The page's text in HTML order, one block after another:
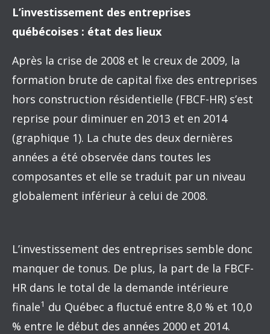
L’investissement des entreprises
québécoises : état des lieux
Après la crise de 2008 et le creux de 2009, la
formation brute de capital fixe des entreprises
hors construction résidentielle (FBCF-HR) s’est
reprise pour diminuer en 2013 et en 2014
(graphique 1). La chute des deux dernières
années a été observée dans toutes les
composantes et elle se traduit par un niveau
globalement inférieur à celui de 2008.
L’investissement des entreprises semble donc
manquer de tonus. De plus, la part de la FBCF-
HR dans le total de la demande intérieure
finale1 du Québec a fluctué entre 8,0 % et 10,0
% entre le début des années 2000 et 2014.